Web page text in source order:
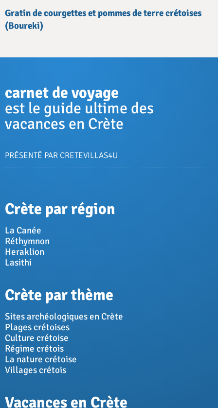
Gratin de courgettes et pommes de terre crétoises
(Boureki)
carnet de voyage
est le guide ultime des
vacances en Crète
PRÉSENTÉ PAR CRETEVILLAS4U
Crète par région
La Canée
Réthymnon
Heraklion
Lasithi
Crète par thème
Sites archéologiques en Crète
Plages crétoises
Culture crétoise
Régime crétois
La nature crétoise
Villages crétois
Vacances en Crète